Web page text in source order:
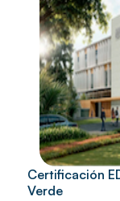
Certificación
Verde